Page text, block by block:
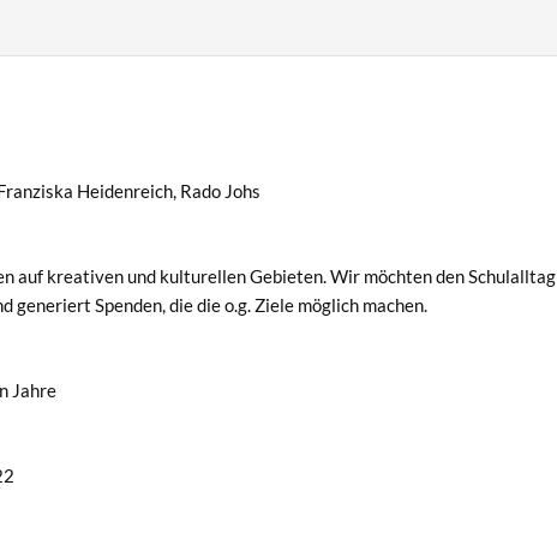
Heidenreich, Rado Johs
auf kreativen und kulturellen Gebieten. Wir möchten den Schulalltag
Spenden, die die o.g. Ziele möglich machen.
Jahre